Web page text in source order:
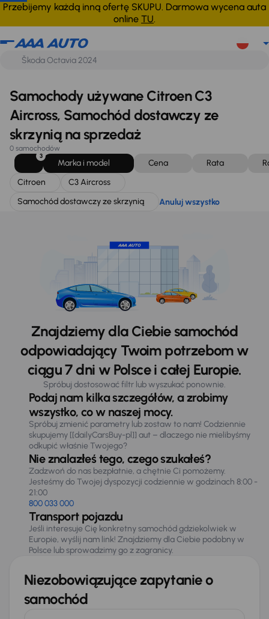
Przebijemy każdą inną ofertę SKUPU. Darmowa wycena auta
online TU.
Citroen C3 Aircross Samochód dostawczy ze skrzynią
Anuluj wszystko
Samochody używane Citroen C3
Aircross, Samochód dostawczy ze
skrzynią na sprzedaż
0 samochodów
3
Marka i model Cena Rata
Citroen
C3 Aircross
Samochód dostawczy ze skrzynią
Anuluj wszystko
Znajdziemy dla Ciebie samochód
odpowiadający Twoim potrzebom w
ciągu 7 dni w Polsce i całej Europie.
Spróbuj dostosować filtr lub wyszukać ponownie.
Podaj nam kilka szczegółów, a zrobimy
wszystko, co w naszej mocy.
Spróbuj zmienić parametry lub zostaw to nam! Codziennie
skupujemy [[dailyCarsBuy-pl]] aut – dlaczego nie mielibyśmy
odkupić właśnie Twojego?
Nie znalazłeś tego, czego szukałeś?
Zadzwoń do nas bezpłatnie, a chętnie Ci pomożemy.
Jesteśmy do Twojej dyspozycji codziennie w godzinach 8:00 -
21:00
800 033 000
Transport pojazdu
Jeśli interesuje Cię konkretny samochód gdziekolwiek w
Europie, wyślij nam link! Znajdziemy dla Ciebie podobny w
Polsce lub sprowadzimy go z zagranicy.
Niezobowiązujące zapytanie o
samochód